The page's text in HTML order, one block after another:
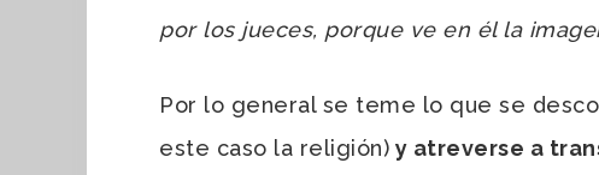
por los jueces, porque ve en él la
Por lo general se teme lo que se
este caso la religión) y atreverse a